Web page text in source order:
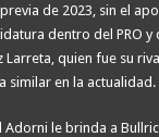
de 2023, sin el
dentro del PRO
quien fue su
similar en la actualidad.
Adorni le brinda a